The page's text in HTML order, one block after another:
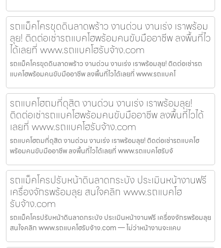
รถแม็คโครขุดดินลาดพร้าว งานด่วน งานเร่ง เราพร้อม
ลุย! ติดต่อเช่ารถแบคโฮพร้อมคนขับมืออาชีพ ลงพื้นที่ไว
ได้เลยที่ www.รถแบคโฮรับจ้าง.com
รถแม็คโครขุดดินลาดพร้าว งานด่วน งานเร่ง เราพร้อมลุย! ติดต่อเช่ารถ
แบคโฮพร้อมคนขับมืออาชีพ ลงพื้นที่ไวได้เลยที่ www.รถแบคโ
รถแบคโฮถมที่ดุสิต งานด่วน งานเร่ง เราพร้อมลุย!
ติดต่อเช่ารถแบคโฮพร้อมคนขับมืออาชีพ ลงพื้นที่ไวได้
เลยที่ www.รถแบคโฮรับจ้าง.com
รถแบคโฮถมที่ดุสิต งานด่วน งานเร่ง เราพร้อมลุย! ติดต่อเช่ารถแบคโฮ
พร้อมคนขับมืออาชีพ ลงพื้นที่ไวได้เลยที่ www.รถแบคโฮรับจ้
รถแม็คโครปรับหน้าดินลาดกระบัง ประเมินหน้างานฟรี
เครื่องจักรพร้อมลุย สนใจคลิก www.รถแบคโฮ
รับจ้าง.com
รถแม็คโครปรับหน้าดินลาดกระบัง ประเมินหน้างานฟรี เครื่องจักรพร้อมลุย
สนใจคลิก www.รถแบคโฮรับจ้าง.com — ไม่ว่าหน้างานจะแคบ